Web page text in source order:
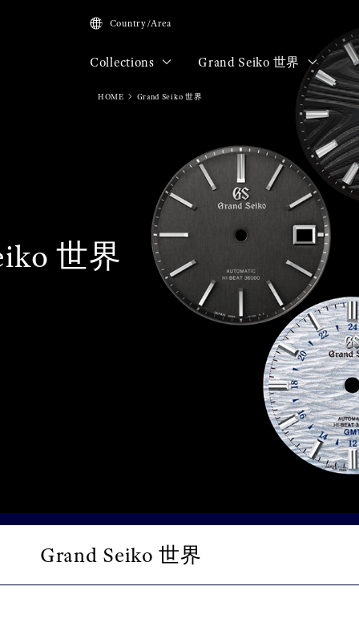
Country/Area
Collections Grand Seiko 世界
HOME Grand Seiko 世界
世界
Grand Seiko 世界